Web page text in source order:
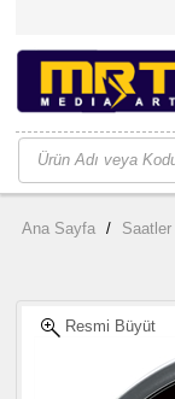
Ana Sayfa / Saatler
Resmi Büyüt